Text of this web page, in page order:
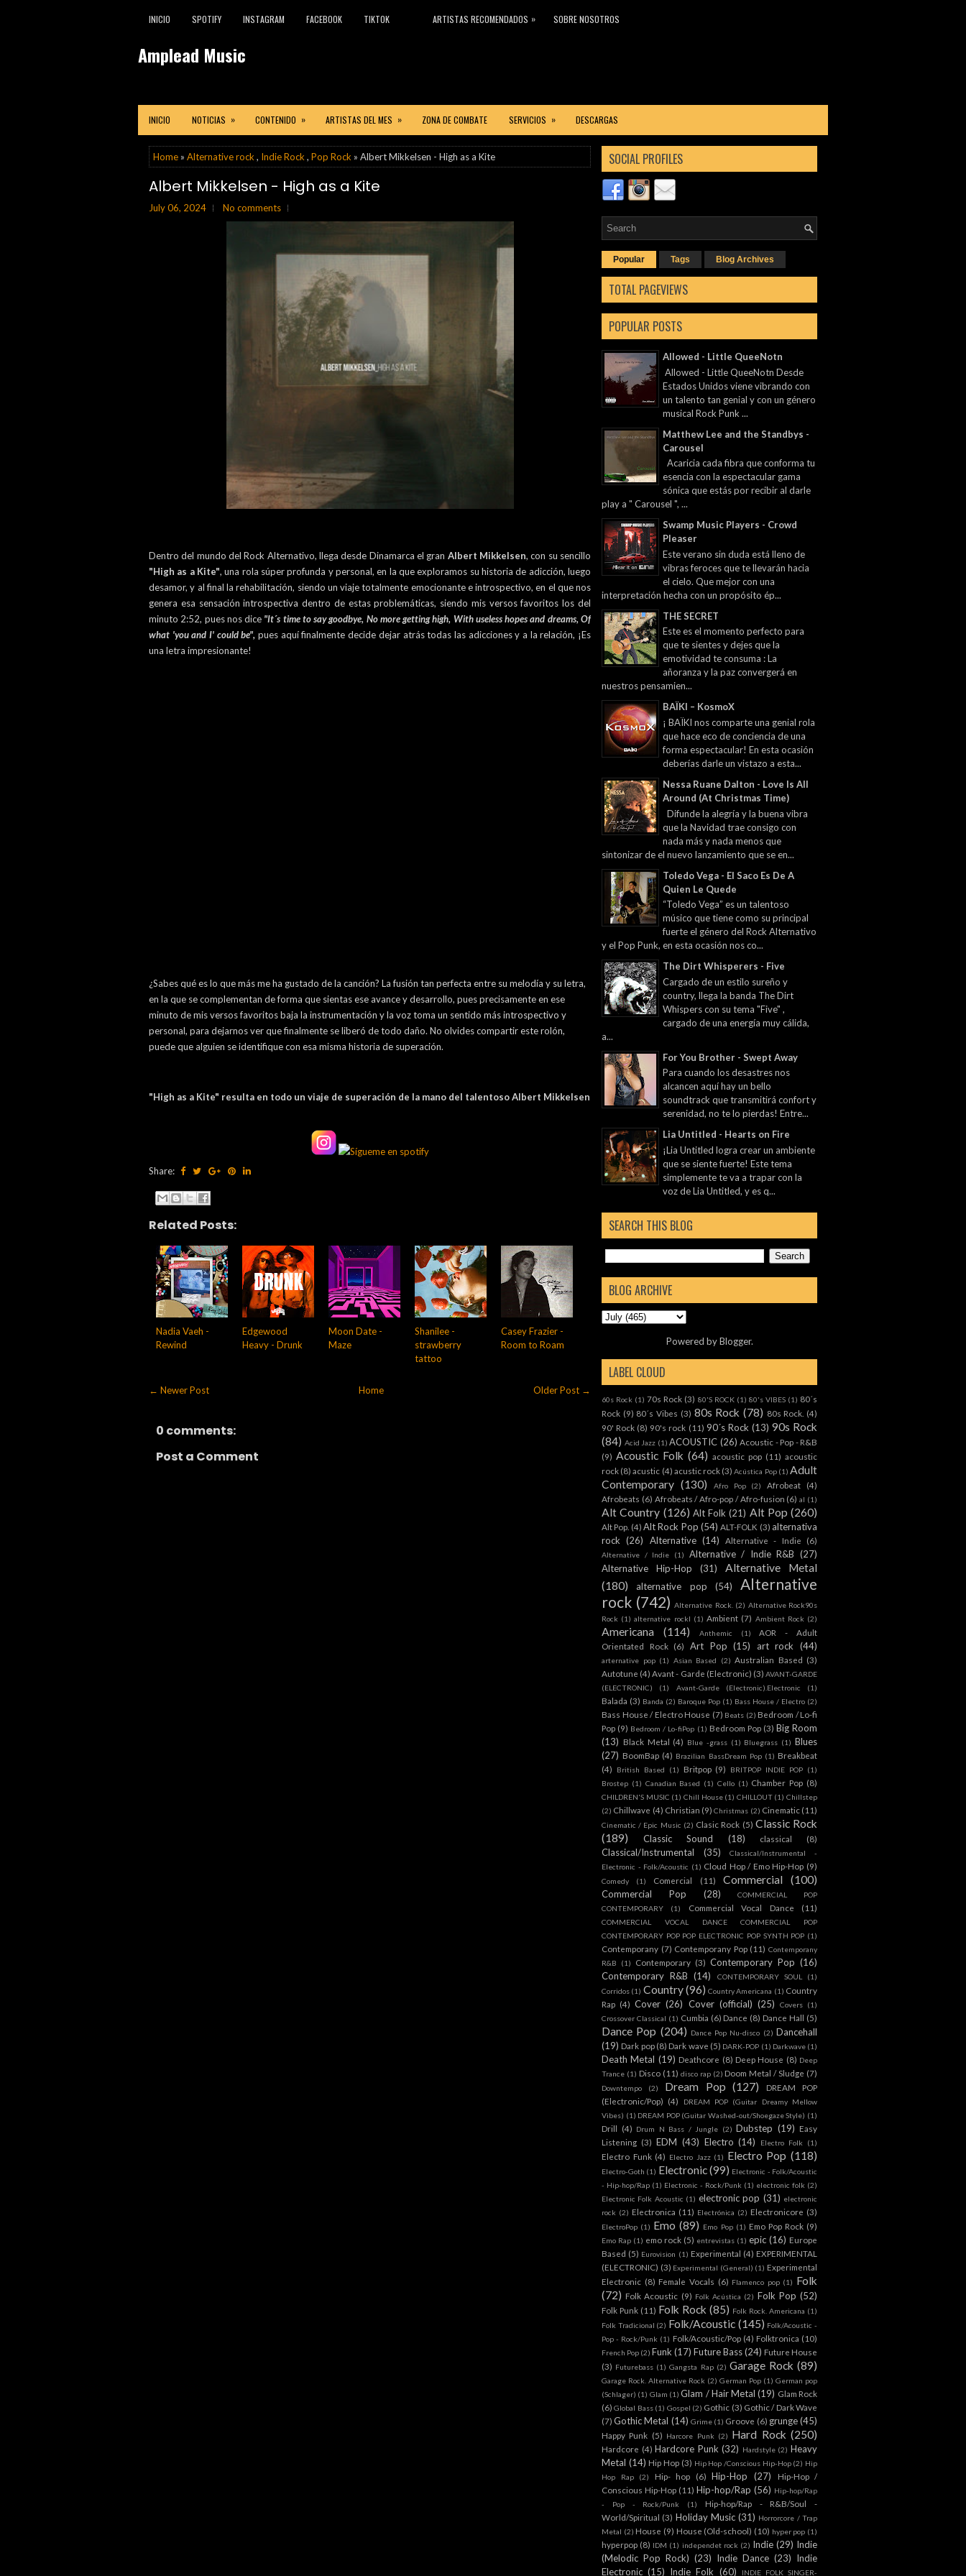
INICIO SPOTIFY INSTAGRAM FACEBOOK TIKTOK ARTISTAS RECOMENDADOS » SOBRE NOSOTROS
Amplead Music
INICIO NOTICIAS » CONTENIDO » ARTISTAS DEL MES » ZONA DE COMBATE SERVICIOS » DESCARGAS
Home » Alternative rock , Indie Rock , Pop Rock » Albert Mikkelsen - High as a Kite
Albert Mikkelsen - High as a Kite
July 06, 2024 No comments
Dentro del mundo del Rock Alternativo, llega desde Dinamarca el gran Albert Mikkelsen, con su sencillo
"High as a Kite", una rola súper profunda y personal, en la que exploramos su historia de adicción, luego
desamor, y al final la rehabilitación, siendo un viaje totalmente emocionante e introspectivo, en el que nos
genera esa sensación introspectiva dentro de estas problemáticas, siendo mis versos favoritos los del
minuto 2:52, pues nos dice "It´s time to say goodbye, No more getting high, With useless hopes and dreams, Of
what 'you and I' could be", pues aquí finalmente decide dejar atrás todas las adicciones y a la relación, ¡Es
una letra impresionante!
¿Sabes qué es lo que más me ha gustado de la canción? La fusión tan perfecta entre su melodía y su letra,
en la que se complementan de forma que sientas ese avance y desarrollo, pues precisamente en ese
minuto de mis versos favoritos baja la instrumentación y la voz toma un sentido más introspectivo y
personal, para dejarnos ver que finalmente se liberó de todo daño. No olvides compartir este rolón,
puede que alguien se identifique con esa misma historia de superación.
"High as a Kite" resulta en todo un viaje de superación de la mano del talentoso Albert Mikkelsen
Share:
Related Posts:
Nadia Vaeh -
Rewind
Edgewood
Heavy - Drunk
Moon Date -
Maze
Shanilee -
strawberry
tattoo
Casey Frazier -
Room to Roam
← Newer Post Older Post →
Home
0 comments:
Post a Comment
SOCIAL PROFILES
Popular Tags Blog Archives
TOTAL PAGEVIEWS
POPULAR POSTS
Allowed - Little QueeNotn
Allowed - Little QueeNotn Desde
Estados Unidos viene vibrando con
un talento tan genial y con un género
musical Rock Punk ...
Matthew Lee and the Standbys -
Carousel
Acaricia cada fibra que conforma tu
esencia con la espectacular gama
sónica que estás por recibir al darle
play a " Carousel ", ...
Swamp Music Players - Crowd
Pleaser
Este verano sin duda está lleno de
vibras feroces que te llevarán hacia
el cielo. Que mejor con una
interpretación hecha con un propósito ép...
THE SECRET
Este es el momento perfecto para
que te sientes y dejes que la
emotividad te consuma : La
añoranza y la paz convergerá en
nuestros pensamien...
BAÏKI – KosmoX
¡ BAÏKI nos comparte una genial rola
que hace eco de conciencia de una
forma espectacular! En esta ocasión
deberías darle un vistazo a esta...
Nessa Ruane Dalton - Love Is All
Around (At Christmas Time)
Difunde la alegría y la buena vibra
que la Navidad trae consigo con
nada más y nada menos que
sintonizar de el nuevo lanzamiento que se en...
Toledo Vega - El Saco Es De A
Quien Le Quede
“Toledo Vega” es un talentoso
músico que tiene como su principal
fuerte el género del Rock Alternativo
y el Pop Punk, en esta ocasión nos co...
The Dirt Whisperers - Five
Cargado de un estilo sureño y
country, llega la banda The Dirt
Whispers con su tema "Five" ,
cargado de una energía muy cálida,
a...
For You Brother - Swept Away
Para cuando los desastres nos
alcancen aquí hay un bello
soundtrack que transmitirá confort y
serenidad, no te lo pierdas! Entre...
Lia Untitled - Hearts on Fire
¡Lia Untitled logra crear un ambiente
que se siente fuerte! Este tema
simplemente te va a trapar con la
voz de Lia Untitled, y es q...
SEARCH THIS BLOG
BLOG ARCHIVE
Powered byBlogger.
LABEL CLOUD
60s Rock (1) 70s Rock (3) 80'S ROCK (1) 80's VIBES (1) 80´s
Rock (9) 80´s Vibes (3) 80s Rock (78) 80s Rock. (4)
90' Rock (8) 90's rock (11) 90´s Rock (13) 90s Rock
(84) Acid Jazz (1) ACOUSTIC (26) Acoustic - Pop - R&B
(9) Acoustic Folk (64) acoustic pop (11) acoustic
rock (8) acustic (4) acustic rock (3) Acústica Pop (1) Adult
Contemporary (130) Afro Pop (2) Afrobeat
(4)
Afrobeats (6) Afrobeats / Afro-pop / Afro-fusion (6) al (1)
Alt Country (126) Alt Folk (21) Alt Pop (260)
Alt Pop. (4) Alt Rock Pop (54) ALT-FOLK (3) alternativa
rock (26) Alternative (14) Alternative - Indie (6)
Alternative / Indie (1) Alternative / Indie R&B (27)
Alternative Hip-Hop
(31)
Alternative Metal
(180)
alternative pop (54)
Alternative
rock (742) Alternative Rock. (2) Alternative Rock90s
Rock (1) alternative rockl (1) Ambient (7) Ambient Rock (2)
Americana (114) Anthemic (1)
AOR - Adult
Orientated Rock (6) Art Pop (15) art rock (44)
arternative pop (1) Asian Based (2) Australian Based (3)
Autotune (4) Avant - Garde (Electronic) (3) AVANT-GARDE
(ELECTRONIC)
(1) Avant-Garde (Electronic).Electronic (1)
Balada (3) Banda (2) Baroque Pop (1) Bass House / Electro (2)
Bass House / Electro House (7) Beats (2) Bedroom / Lo-fi
Pop (9) Bedroom / Lo-fiPop (1) Bedroom Pop (3) Big Room
(13) Black Metal (4) Blue -grass (1) Bluegrass (1) Blues
(27) BoomBap (4) Brazilian BassDream Pop (1) Breakbeat
(4)
British Based (1) Britpop (9) BRITPOP INDIE POP (1)
Brostep (1) Canadian Based (1) Cello (1) Chamber Pop (8)
CHILDREN'S MUSIC (1) Chill House (1) CHILLOUT (1) Chillstep
(2) Chillwave (4) Christian (9) Christmas (2) Cinematic (11)
Cinematic / Epic Music (2) Clasic Rock (5) Classic Rock
(189)
Classic Sound (18) classical (8)
Classical/Instrumental (35)
Classical/Instrumental -
Electronic - Folk/Acoustic (1) Cloud Hop / Emo Hip-Hop (9)
Comedy (1) Comercial (11) Commercial (100)
Commercial Pop (28)
COMMERCIAL POP
CONTEMPORARY
(1) Commercial Vocal Dance (11)
COMMERCIAL VOCAL DANCE COMMERCIAL POP
CONTEMPORARY POP POP ELECTRONIC POP SYNTH POP (1)
Contemporany (7) Contemporany Pop (11) Contemporany
R&B
(1) Contemporary (3) Contemporary Pop (16)
Contemporary R&B (14) CONTEMPORARY SOUL
(1)
Corridos (1) Country(96) Country Americana (1) Country
Rap (4) Cover (26) Cover (official) (25) Covers (1)
Crossover Classical (1) Cumbia (6) Dance (8) Dance Hall (5)
Dance Pop (204) Dance Pop Nu-disco (2) Dancehall
(19) Dark pop (8) Dark wave (5) DARK-POP (1) Darkwave (1)
Death Metal (19) Deathcore (8) Deep House (8) Deep
Trance (1) Disco (11) disco rap (2) Doom Metal / Sludge (7)
Downtempo (2) Dream Pop (127)
DREAM POP
(Electronic/Pop) (4)
DREAM POP (Guitar Dreamy Mellow
Vibes) (1) DREAM POP (Guitar Washed-out/Shoegaze Style) (1)
Drill (4) Drum N Bass / Jungle (2) Dubstep (19) Easy
Listening (3) EDM (43) Electro (14) Electro Folk (1)
Electro Funk (4) Electro Jazz (1) Electro Pop (118)
Electro-Goth (1) Electronic(99) Electronic - Folk/Acoustic
- Hip-hop/Rap (1) Electronic - Rock/Punk (1) electronic folk (2)
Electronic Folk Acoustic (1) electronic pop (31) electronic
rock (2) Electronica (11) Electrónica (2) Electronicore (3)
ElectroPop (1) Emo (89) Emo Pop (1) Emo Pop Rock (9)
Emo Rap (1) emo rock (5) entrevistas (1) epic (16) Europe
Based (5) Eurovision (1) Experimental (4) EXPERIMENTAL
(ELECTRONIC) (3) Experimental (General) (1) Experimental
Electronic (8) Female Vocals (6) Flamenco pop (1) Folk
(72) Folk Acoustic (9) Folk Acústica (2) Folk Pop (52)
Folk Punk (11) Folk Rock (85) Folk Rock. Americana (1)
Folk Tradicional (2) Folk/Acoustic (145) Folk/Acoustic -
Pop - Rock/Punk (1) Folk/Acoustic/Pop (4) Folktronica (10)
French Pop (2) Funk (17) Future Bass(24) Future House
(3) Futurebass (1) Gangsta Rap (2) Garage Rock (89)
Garage Rock. Alternative Rock (2) German Pop (1) German pop
(Schlager) (1) Glam (1) Glam / Hair Metal (19) Glam Rock
(6) Global Bass (1) Gospel (2) Gothic (3) Gothic / Dark Wave
(7) Gothic Metal (14) Grime (1) Groove (6) grunge (45)
Happy Punk (5) Harcore Punk (2) Hard Rock (250)
Hardcore (4) Hardcore Punk (32) Hardstyle (2) Heavy
Metal (14) Hip Hop (3) Hip Hop /Conscious Hip-Hop (2) Hip
Hop Rap
(2) Hip- hop (6) Hip-Hop (27)
Hip-Hop /
Conscious Hip-Hop (11) Hip-hop/Rap (56) Hip-hop/Rap
- Pop - Rock/Punk
(1)
Hip-hop/Rap - R&B/Soul -
World/Spiritual (3) Holiday Music (31) Horrorcore / Trap
Metal (2) House (9) House (Old-school) (10) hyper pop (1)
hyperpop (8) IDM (1) independet rock (2) Indie (29) Indie
(Melodic Pop Rock) (23) Indie Dance (23) Indie
Electronic (15) Indie Folk (60) INDIE FOLK SINGER-